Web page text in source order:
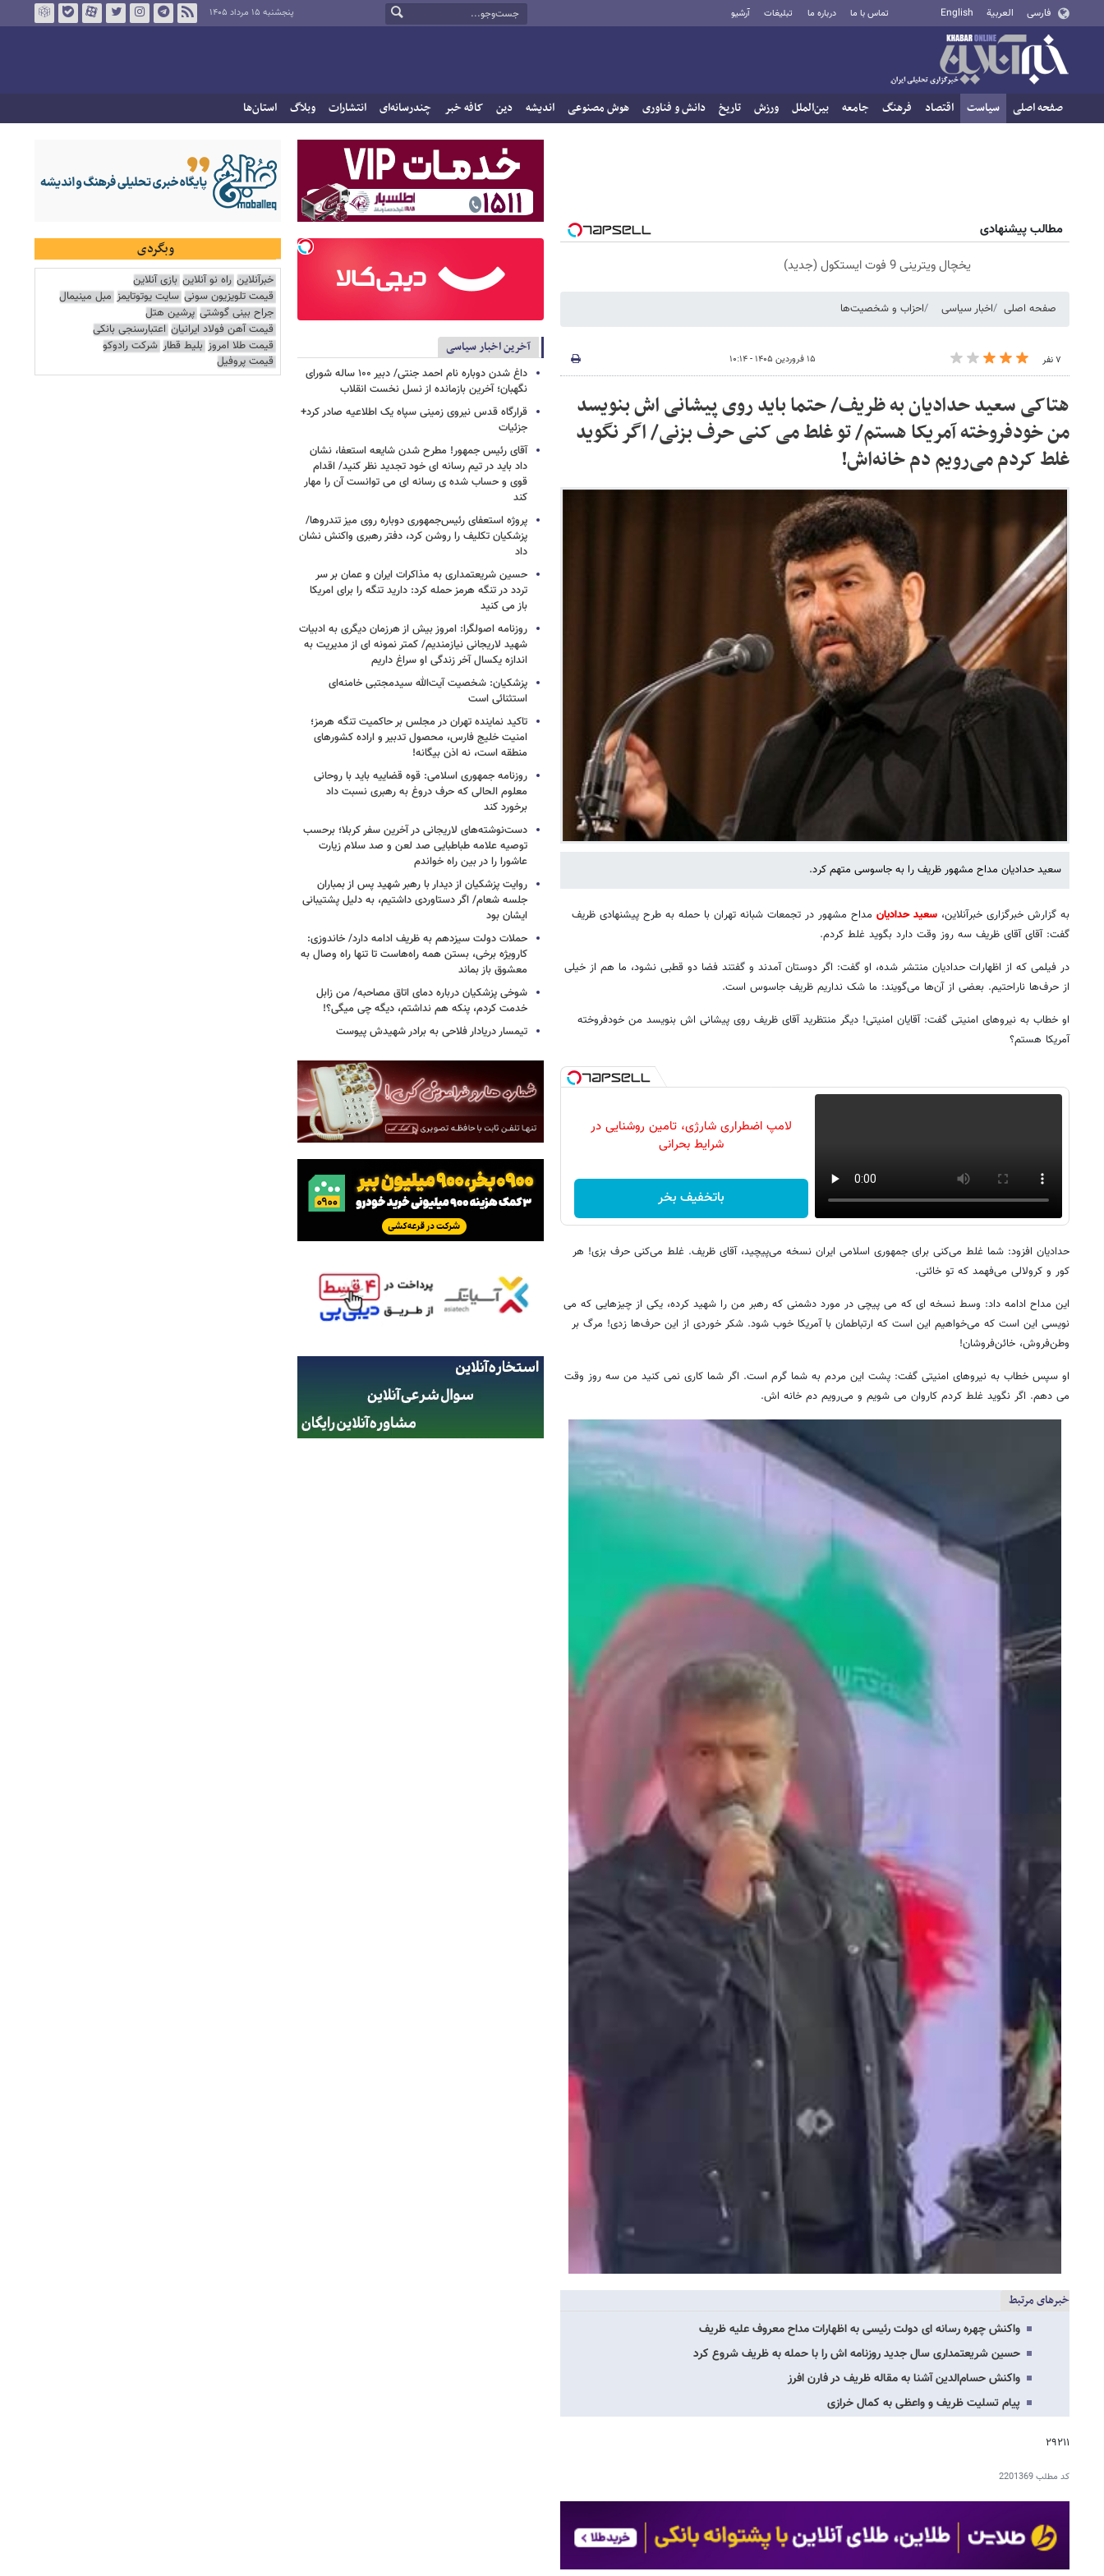
فارسی العربية English تماس با ما درباره ما تبلیغات آرشیو پنجشنبه ۱۵ مرداد ۱۴۰۵
صفحه اصلی سیاست اقتصاد فرهنگ جامعه بین‌الملل ورزش تاریخ دانش و فناوری هوش مصنوعی اندیشه دین کافه خبر چندرسانه‌ای انتشارات وبلاگ استان‌ها
مطالب پیشنهادی
یخچال ویترینی 9 فوت ایستکول (جدید)
صفحه اصلی اخبار سیاسی احزاب و شخصیت‌ها
۷ نفر ۱۵ فروردین ۱۴۰۵ - ۱۰:۱۴
هتاکی سعید حدادیان به ظریف/ حتما باید روی پیشانی اش بنویسد
من خودفروخته آمریکا هستم/ تو غلط می کنی حرف بزنی/ اگر نگوید
غلط کردم می‌رویم دم خانه‌اش!
سعید حدادیان مداح مشهور ظریف را به جاسوسی متهم کرد.
به گزارش خبرگزاری خبرآنلاین، سعید حدادیان مداح مشهور در تجمعات شبانه تهران با حمله به طرح پیشنهادی ظریف
گفت: آقای آقای ظریف سه روز وقت دارد بگوید غلط کردم.
در فیلمی که از اظهارات حدادیان منتشر شده، او گفت: اگر دوستان آمدند و گفتند فضا دو قطبی نشود، ما هم از خیلی
از حرف‌ها ناراحتیم. بعضی از آن‌ها می‌گویند: ما شک نداریم ظریف جاسوس است.
او خطاب به نیروهای امنیتی گفت: آقایان امنیتی! دیگر منتظرید آقای ظریف روی پیشانی اش بنویسد من خودفروخته
آمریکا هستم؟
لامپ اضطراری شارژی، تامین روشنایی در
شرایط بحرانی
باتخفیف بخر
حدادیان افزود: شما غلط می‌کنی برای جمهوری اسلامی ایران نسخه می‌پیچید، آقای ظریف. غلط می‌کنی حرف بزی! هر
کور و کرولالی می‌فهمد که تو خائنی.
این مداح ادامه داد: وسط نسخه ای که می پیچی در مورد دشمنی که رهبر من را شهید کرده، یکی از چیزهایی که می
نویسی این است که می‌خواهیم این است که ارتباطمان با آمریکا خوب شود. شکر خوردی از این حرف‌ها زدی! مرگ بر
وطن‌فروش، خائن‌فروشان!
او سپس خطاب به نیروهای امنیتی گفت: پشت این مردم به شما گرم است. اگر شما کاری نمی کنید من سه روز وقت
می دهم. اگر نگوید غلط کردم کاروان می شویم و می‌رویم دم خانه اش.
خبرهای مرتبط
واکنش چهره رسانه ای دولت رئیسی به اظهارات مداح معروف علیه ظریف
حسین شریعتمداری سال جدید روزنامه اش را با حمله به ظریف شروع کرد
واکنش حسام‌الدین آشنا به مقاله ظریف در فارن افرز
پیام تسلیت ظریف و واعظی به کمال خرازی
۲۹۲۱۱
کد مطلب2201369
آخرین اخبار سیاسی
داغ شدن دوباره نام احمد جنتی/ دبیر ۱۰۰ ساله شورای
نگهبان؛ آخرین بازمانده از نسل نخست انقلاب
قرارگاه قدس نیروی زمینی سپاه یک اطلاعیه صادر کرد+
جزئیات
آقای رئیس جمهور! مطرح شدن شایعه استعفا، نشان
داد باید در تیم رسانه ای خود تجدید نظر کنید/ اقدام
قوی و حساب شده ی رسانه ای می توانست آن را مهار
کند
پروژه استعفای رئیس‌جمهوری دوباره روی میز تندروها/
پزشکیان تکلیف را روشن کرد، دفتر رهبری واکنش نشان
داد
حسین شریعتمداری به مذاکرات ایران و عمان بر سر
تردد در تنگه هرمز حمله کرد: دارید تنگه را برای امریکا
باز می کنید
روزنامه اصولگرا: امروز بیش از هرزمان دیگری به ادبیات
شهید لاریجانی نیازمندیم/ کمتر نمونه ای از مدیریت به
اندازه یکسال آخر زندگی او سراغ داریم
پزشکیان: شخصیت آیت‌الله سیدمجتبی خامنه‌ای
استثنائی است
تاکید نماینده تهران در مجلس بر حاکمیت تنگه هرمز؛
امنیت خلیج فارس، محصول تدبیر و اراده کشورهای
منطقه است، نه اذن بیگانه!
روزنامه جمهوری اسلامی: قوه قضاییه باید با روحانی
معلوم الحالی که حرف دروغ به رهبری نسبت داد
برخورد کند
دست‌نوشته‌های لاریجانی در آخرین سفر کربلا؛ برحسب
توصیه علامه طباطبایی صد لعن و صد سلام زیارت
عاشورا را در بین راه خواندم
روایت پزشکیان از دیدار با رهبر شهید پس از بمباران
جلسه شعام/ اگر دستاوردی داشتیم، به دلیل پشتیبانی
ایشان بود
حملات دولت سیزدهم به ظریف ادامه دارد/ خاندوزی:
کارویژه برخی، بستن همه راه‌هاست تا تنها راه وصال به
معشوق باز بماند
شوخی پزشکیان درباره دمای اتاق مصاحبه/ من زابل
خدمت کردم، پنکه هم نداشتم، دیگه چی میگی؟!
تیمسار دریادار فلاحی به برادر شهیدش پیوست
وبگردی
خبرآنلاین راه نو آنلاین بازی آنلاین
قیمت تلویزیون سونی سایت یوتوتایمز مبل مینیمال
جراح بینی گوشتی پرشین هتل
قیمت آهن فولاد ایرانیان اعتبارسنجی بانکی
قیمت طلا امروز بلیط قطار شرکت رادوکو
قیمت پروفیل